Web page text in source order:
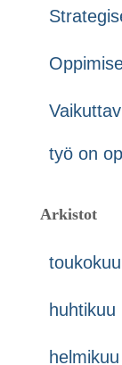
työ on
Arkistot
huhtikuu